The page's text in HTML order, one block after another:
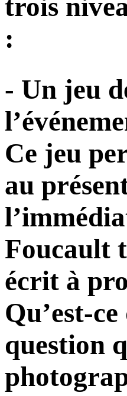
trois
:
- Un jeu
Ce jeu
au
Foucault
écrit à
Qu’est-
question